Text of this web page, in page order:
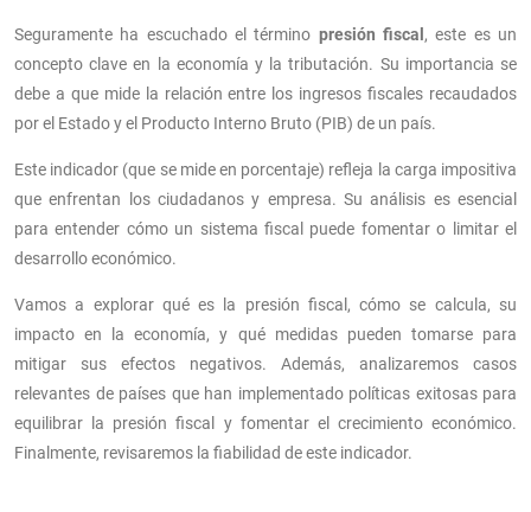
Seguramente ha escuchado el término presión fiscal, este es un
concepto clave en la economía y la tributación. Su importancia se
debe a que mide la relación entre los ingresos fiscales recaudados
por el Estado y el Producto Interno Bruto (PIB) de un país.
Este indicador (que se mide en porcentaje) refleja la carga impositiva
que enfrentan los ciudadanos y empresa. Su análisis es esencial
para entender cómo un sistema fiscal puede fomentar o limitar el
desarrollo económico.
Vamos a explorar qué es la presión fiscal, cómo se calcula, su
impacto en la economía, y qué medidas pueden tomarse para
mitigar sus efectos negativos. Además, analizaremos casos
relevantes de países que han implementado políticas exitosas para
equilibrar la presión fiscal y fomentar el crecimiento económico.
Finalmente, revisaremos la fiabilidad de este indicador.